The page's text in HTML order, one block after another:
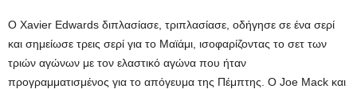
Ο Xavier Edwards διπλασίασε, τριπλασίασε, οδήγησε σε ένα σερί
και σημείωσε τρεις σερί για το Μαϊάμι, ισοφαρίζοντας το σετ των
τριών αγώνων με τον ελαστικό αγώνα που ήταν
προγραμματισμένος για το απόγευμα της Πέμπτης. Ο Joe Mack και